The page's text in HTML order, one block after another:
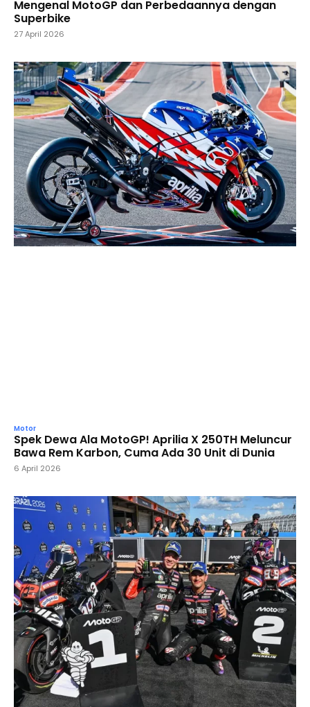
Mengenal MotoGP dan Perbedaannya dengan
Superbike
27 April 2026
Motor
Spek Dewa Ala MotoGP! Aprilia X 250TH Meluncur
Bawa Rem Karbon, Cuma Ada 30 Unit di Dunia
6 April 2026